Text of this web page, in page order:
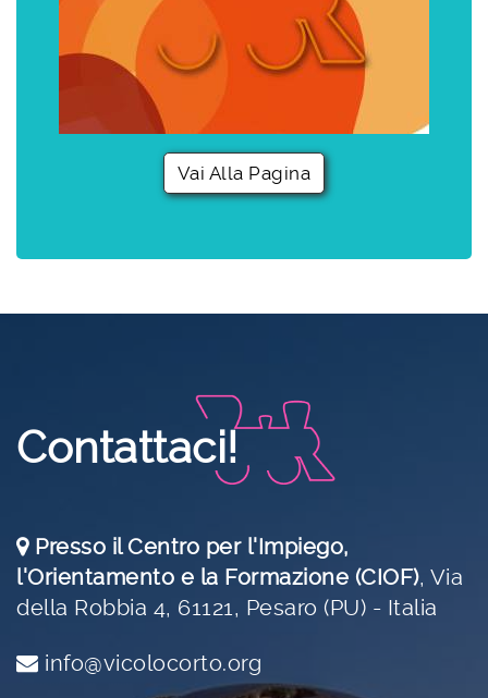
Vai Alla Pagina
Contattaci!
Presso il Centro per l'Impiego,
l'Orientamento e la Formazione (CIOF), Via
della Robbia 4, 61121, Pesaro (PU) - Italia
info@vicolocorto.org